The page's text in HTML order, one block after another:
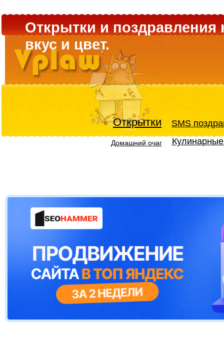
Открытки и поздравления
вкус и цвет.
Открытки SMS
Домашний очаг